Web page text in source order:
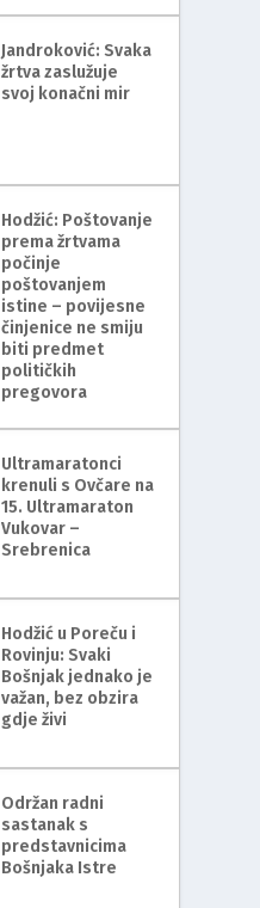
Jandroković: Svaka
žrtva zaslužuje
svoj konačni mir
Hodžić: Poštovanje
prema žrtvama
počinje
poštovanjem
istine – povijesne
činjenice ne smiju
biti predmet
političkih
pregovora
Ultramaratonci
krenuli s Ovčare na
15. Ultramaraton
Vukovar –
Srebrenica
Hodžić u Poreču i
Rovinju: Svaki
Bošnjak jednako je
važan, bez obzira
gdje živi
Održan radni
sastanak s
predstavnicima
Bošnjaka Istre